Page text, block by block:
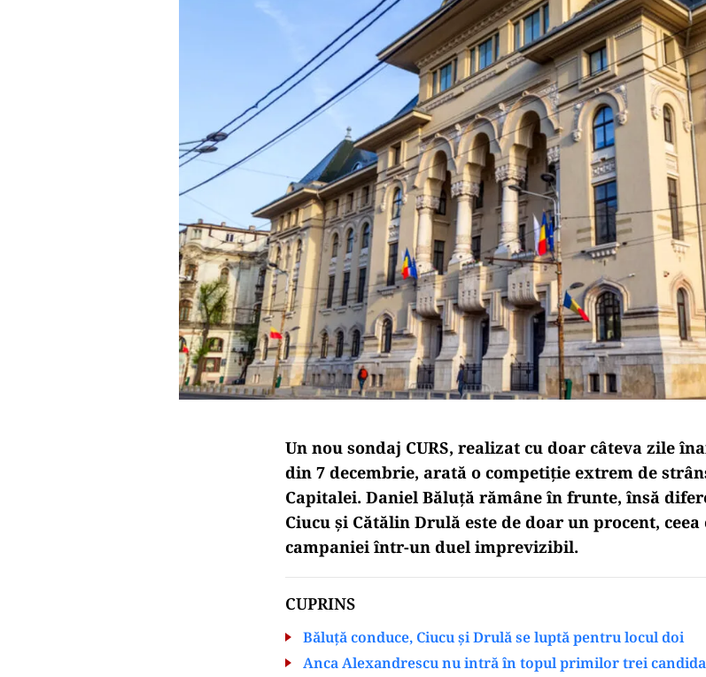
Un nou sondaj CURS, realizat cu doar câteva zile
din 7 decembrie, arată o competiție extrem de
Capitalei. Daniel Băluță rămâne în frunte, însă
Ciucu și Cătălin Drulă este de doar un procent,
campaniei într-un duel imprevizibil.
CUPRINS
Băluță conduce, Ciucu și Drulă se luptă pentru locul doi
Anca Alexandrescu nu intră în topul primilor trei